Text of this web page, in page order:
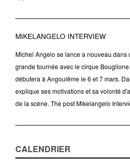
MIKELANGELO INTERVIEW
Michel Angelo se lance a nouveau dans
grande tournée avec le cirque
débutera à Angoulême le 6 et 7 mars.
explique ses motivations et sa volonté
de la scène. The post Mikelangelo
CALENDRIER